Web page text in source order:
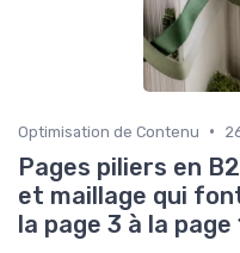
Optimisation de Contenu •
Pages piliers en
et maillage qui
la page 3 à la page